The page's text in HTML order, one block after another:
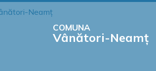
COMUNA
Vânători-Neamț